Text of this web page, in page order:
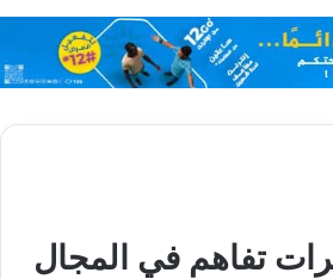
تفاهم في المجال